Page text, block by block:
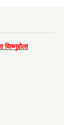
थिच्नुहाेला